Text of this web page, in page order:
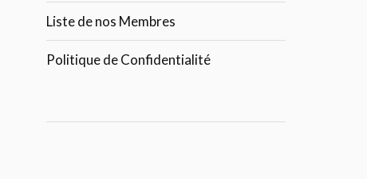
Liste de nos Membres
Politique de Confidentialité